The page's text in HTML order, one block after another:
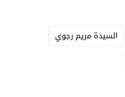
السيدة مريم رجوي